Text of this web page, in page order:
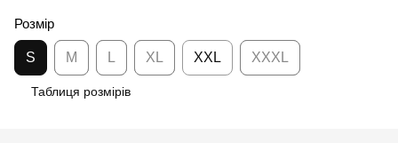
Розмір
S M L XL XXL XXXL
Таблиця розмірів